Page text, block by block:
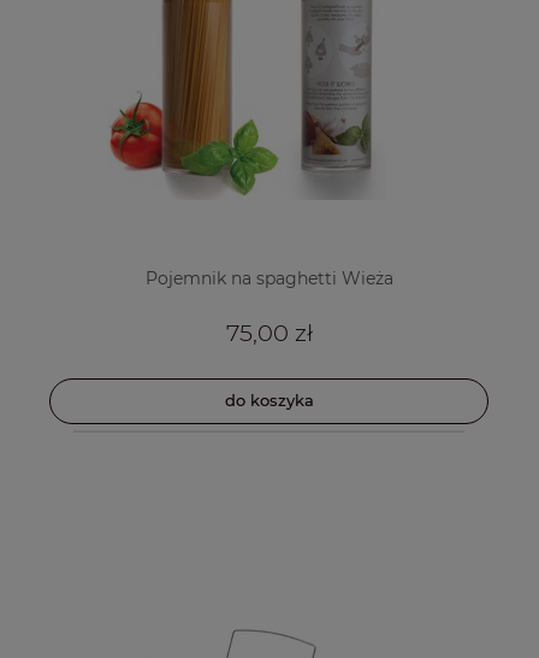
Pojemnik na spaghetti Wieża
75,00 zł
do koszyka